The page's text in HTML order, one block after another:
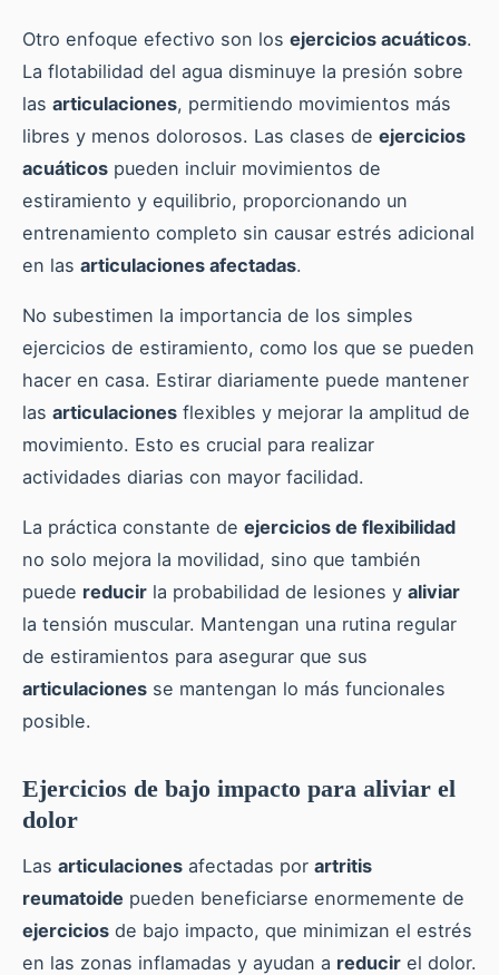
Otro enfoque efectivo son los ejercicios acuáticos.
La flotabilidad del agua disminuye la presión sobre
las articulaciones, permitiendo movimientos más
libres y menos dolorosos. Las clases de ejercicios
acuáticos pueden incluir movimientos de
estiramiento y equilibrio, proporcionando un
entrenamiento completo sin causar estrés adicional
en las articulaciones afectadas.
No subestimen la importancia de los simples
ejercicios de estiramiento, como los que se pueden
hacer en casa. Estirar diariamente puede mantener
las articulaciones flexibles y mejorar la amplitud de
movimiento. Esto es crucial para realizar
actividades diarias con mayor facilidad.
La práctica constante de ejercicios de flexibilidad
no solo mejora la movilidad, sino que también
puede reducir la probabilidad de lesiones y aliviar
la tensión muscular. Mantengan una rutina regular
de estiramientos para asegurar que sus
articulaciones se mantengan lo más funcionales
posible.
Ejercicios de bajo impacto para aliviar el
dolor
Las articulaciones afectadas por artritis
reumatoide pueden beneficiarse enormemente de
ejercicios de bajo impacto, que minimizan el estrés
en las zonas inflamadas y ayudan a reducir el dolor.